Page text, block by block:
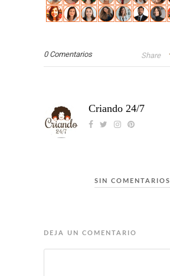
0 Comentarios Share
Criando 24/7
SIN COMENTARIOS
DEJA UN COMENTARIO